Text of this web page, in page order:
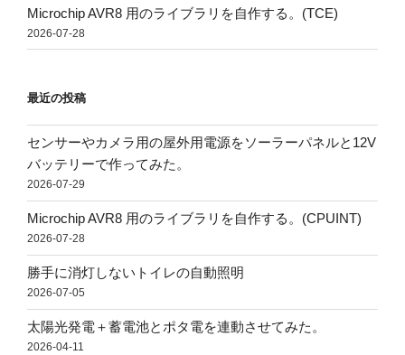
Microchip AVR8 用のライブラリを自作する。(TCE)
2026-07-28
最近の投稿
センサーやカメラ用の屋外用電源をソーラーパネルと12V
バッテリーで作ってみた。
2026-07-29
Microchip AVR8 用のライブラリを自作する。(CPUINT)
2026-07-28
勝手に消灯しないトイレの自動照明
2026-07-05
太陽光発電＋蓄電池とポタ電を連動させてみた。
2026-04-11